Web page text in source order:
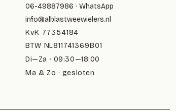
06-49887986 · WhatsApp
info@alblastweewielers.nl
KvK 77354184
BTW NL811741369B01
Di—Za · 09:30—18:00
Ma & Zo · gesloten